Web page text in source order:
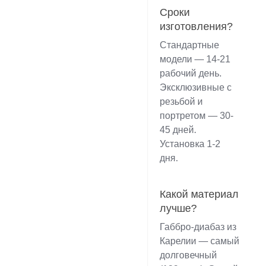
Сроки
изготовления?
Стандартные
модели — 14-21
рабочий день.
Эксклюзивные с
резьбой и
портретом — 30-
45 дней.
Установка 1-2
дня.
Какой материал
лучше?
Габбро-диабаз из
Карелии — самый
долговечный